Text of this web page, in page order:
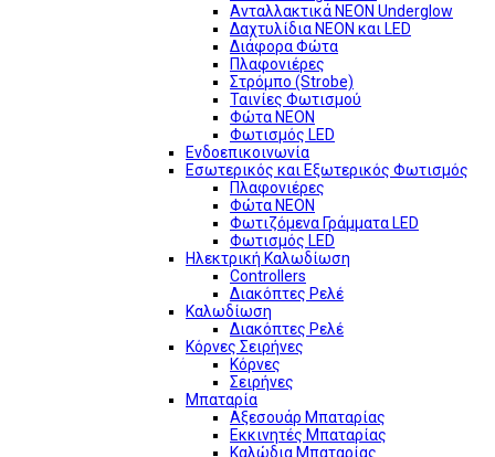
Ανταλλακτικά NEON Underglow
Δαχτυλίδια NEON και LED
Διάφορα Φώτα
Πλαφονιέρες
Στρόμπο (Strobe)
Ταινίες Φωτισμού
Φώτα NEON
Φωτισμός LED
Ενδοεπικοινωνία
Εσωτερικός και Εξωτερικός Φωτισμός
Πλαφονιέρες
Φώτα NEON
Φωτιζόμενα Γράμματα LED
Φωτισμός LED
Ηλεκτρική Καλωδίωση
Controllers
Διακόπτες Ρελέ
Καλωδίωση
Διακόπτες Ρελέ
Κόρνες Σειρήνες
Κόρνες
Σειρήνες
Μπαταρία
Αξεσουάρ Μπαταρίας
Εκκινητές Μπαταρίας
Καλώδια Μπαταρίας